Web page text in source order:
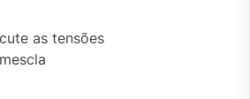
as tensões